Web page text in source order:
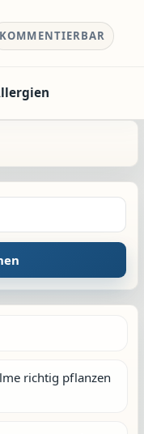
KOMMENTIERBAR
richtig pflanzen